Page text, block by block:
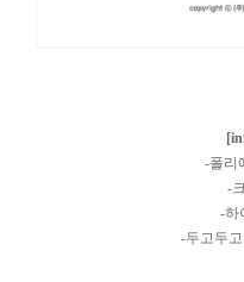
-폴리
-
-하
-두고두